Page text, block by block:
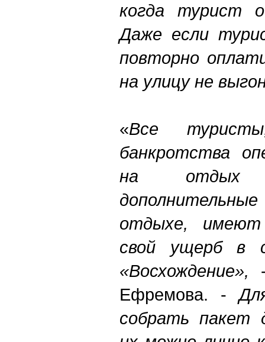
когда турист
Даже если
повторно
на улицу не
«Все
банкротства
на отдых
отдыхе, имеют
свой ущерб в
«Восхождение»,
Ефремова. -
собрать пакет